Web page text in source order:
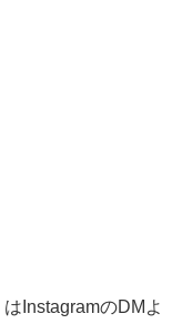
InstagramのDMよ